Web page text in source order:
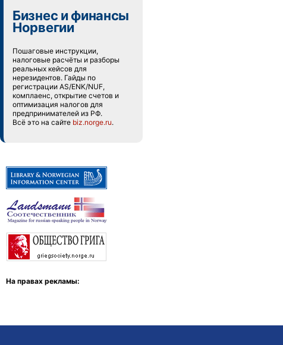
Бизнес и финансы
Норвегии
Пошаговые инструкции,
налоговые расчёты и разборы
реальных кейсов для
нерезидентов. Гайды по
регистрации AS/ENK/NUF,
комплаенс, открытие счетов и
оптимизация налогов для
предпринимателей из РФ.
Всё это на сайте biz.norge.ru.
На правах рекламы: